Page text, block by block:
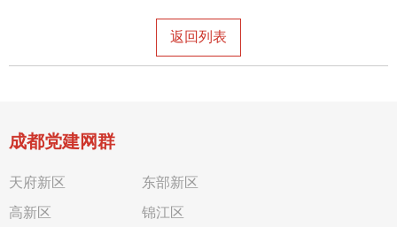
返回列表
成都党建网群
天府新区
东部新区
高新区
锦江区